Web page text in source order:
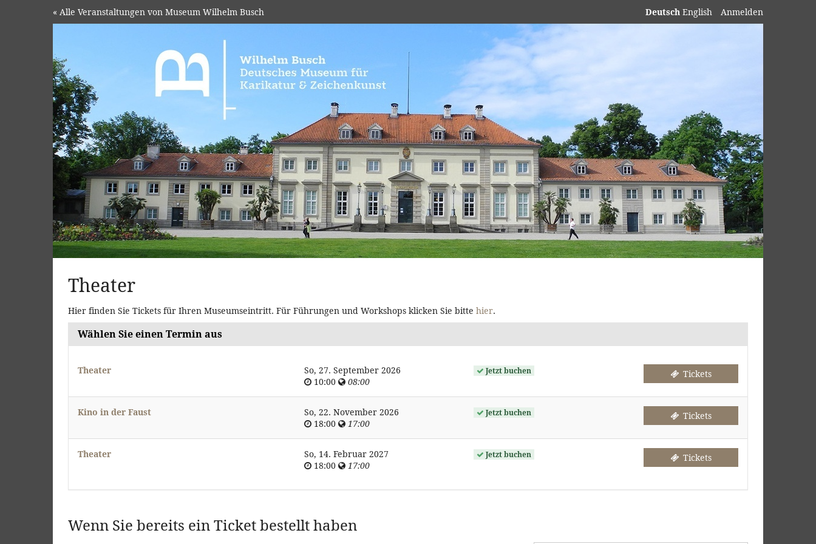
Deutsch English Anmelden
« Alle Veranstaltungen von Museum Wilhelm Busch
Theater
Hier finden Sie Tickets für Ihren Museumseintritt. Für Führungen und Workshops klicken Sie bitte hier.
Wählen Sie einen Termin aus
Theater
So, 27. September 2026
10:00
08:00
Jetzt buchen Tickets
Kino in der Faust
So, 22. November 2026
18:00
17:00
Jetzt buchen Tickets
Theater
So, 14. Februar 2027
18:00
17:00
Jetzt buchen Tickets
Wenn Sie bereits ein Ticket bestellt haben